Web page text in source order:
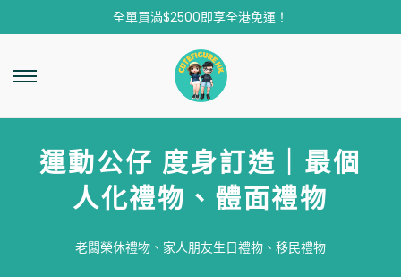
全單買滿$2500即享全港免運！
運動公仔 度身訂造｜最個
人化禮物、體面禮物
老闆榮休禮物、家人朋友生日禮物、移民禮物